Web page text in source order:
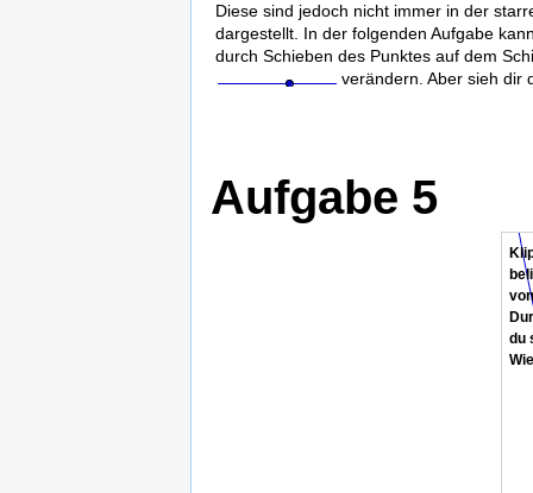
Diese sind jedoch nicht immer in der
dargestellt. In der folgenden Aufgabe
durch Schieben des Punktes auf dem
verändern. Aber sieh dir
Aufgabe 5
ist
an